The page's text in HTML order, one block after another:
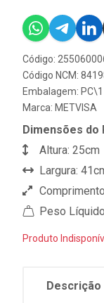
Código:
Código NCM:
Embalagem: PC\1
Marca: METVISA
Dimensões do
Altura: 25cm
Largura:
Peso
Produto
Descrição